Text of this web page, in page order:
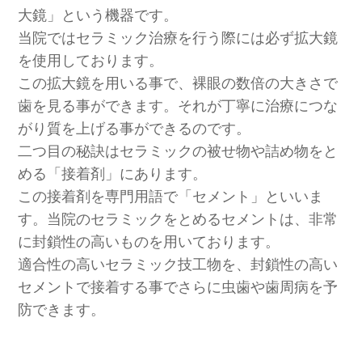
大鏡」という機器です。
当院ではセラミック治療を行う際には必ず拡大鏡
を使用しております。
この拡大鏡を用いる事で、裸眼の数倍の大きさで
歯を見る事ができます。それが丁寧に治療につな
がり質を上げる事ができるのです。
二つ目の秘訣はセラミックの被せ物や詰め物をと
める「接着剤」にあります。
この接着剤を専門用語で「セメント」といいま
す。当院のセラミックをとめるセメントは、非常
に封鎖性の高いものを用いております。
適合性の高いセラミック技工物を、封鎖性の高い
セメントで接着する事でさらに虫歯や歯周病を予
防できます。